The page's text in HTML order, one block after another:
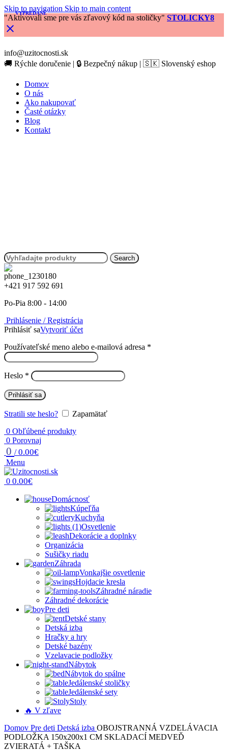
Skip to navigation Skip to main content
"Aktivovali sme pre vás zľavový kód na stoličky" STOLICKY8
info@uzitocnosti.sk
🚚 Rýchle doručenie | 🔒 Bezpečný nákup | 🇸🇰 Slovenský eshop
Domov
O nás
Ako nakupovať
Časté otázky
Blog
Kontakt
Search
+421 917 592 691
Po-Pia 8:00 - 14:00
Prihlásenie / Registrácia
Prihlásiť saVytvoriť účet
Používateľské meno alebo e-mailová adresa *
Heslo * Povinné
Prihlásiť sa
Stratili ste heslo?
Zapamätať
0 Obľúbené produkty
0 Porovnaj
0 / 0.00€
Menu
0 0.00€
Domácnosť
Kúpeľňa
Kuchyňa
Osvetlenie
Dekorácie a doplnky
Organizácia
Sušičky riadu
Záhrada
Vonkajšie osvetlenie
Hojdacie kresla
Záhradné náradie
Záhradné dekorácie
Pre deti
Detské stany
Detská izba
Hračky a hry
Detské bazény
Vzelavacie podložky
Nábytok
Nábytok do spálne
Jedálenské stoličky
Jedálenské sety
Stoly
🔥 V zľave
Domov Pre deti Detská izba OBOJSTRANNÁ VZDELÁVACIA
PODLOŽKA 150x200x1 CM SKLADACÍ MEDVEĎ
ZVIERATÁ + TAŠKA
VYPREDANÉ